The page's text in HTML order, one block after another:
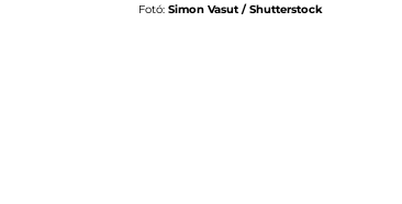
Fotó: Simon Vasut / Shutterstock